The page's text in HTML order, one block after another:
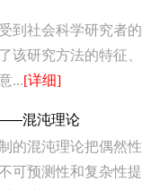
到社会科学研究者
该研究方法的特征
...[详细]
——混沌理论
的混沌理论把偶然
可预测性和复杂性